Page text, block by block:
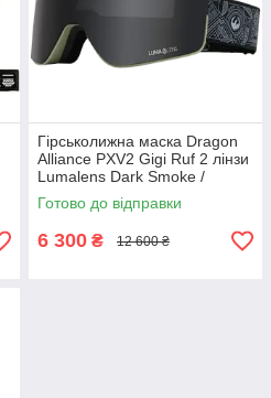
Гірськолижна маска Dragon
Alliance PXV2 Gigi Ruf 2 лінзи
Lumalens Dark Smoke /
Lumalens Light Rose
Готово до відправки
6 300 ₴ 12 600 ₴